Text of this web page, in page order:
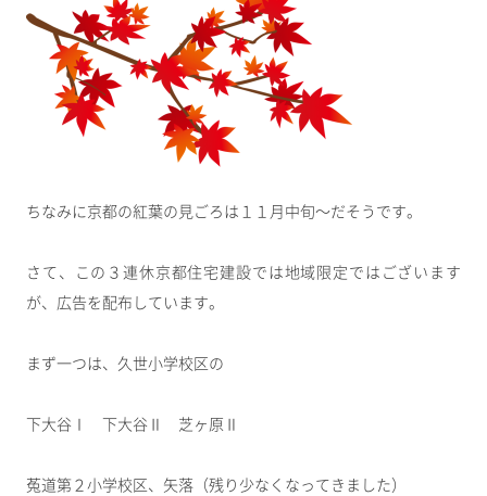
ちなみに京都の紅葉の見ごろは１１月中旬～だそうです。
さて、この３連休京都住宅建設では地域限定ではございます
が、広告を配布しています。
まず一つは、久世小学校区の
下大谷Ⅰ 下大谷Ⅱ 芝ヶ原Ⅱ
菟道第２小学校区、矢落（残り少なくなってきました）